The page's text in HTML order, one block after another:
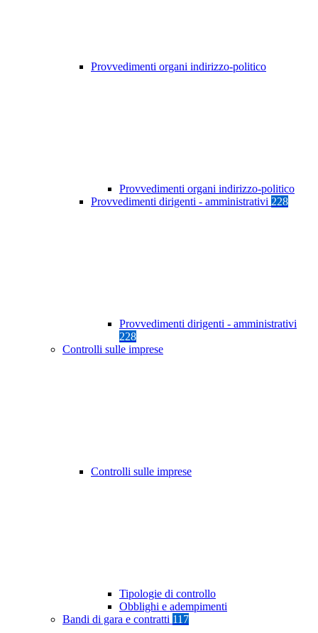
Provvedimenti organi indirizzo-politico
Provvedimenti organi indirizzo-politico
Provvedimenti dirigenti - amministrativi 228
Provvedimenti dirigenti - amministrativi
228
Controlli sulle imprese
Controlli sulle imprese
Tipologie di controllo
Obblighi e adempimenti
Bandi di gara e contratti 117